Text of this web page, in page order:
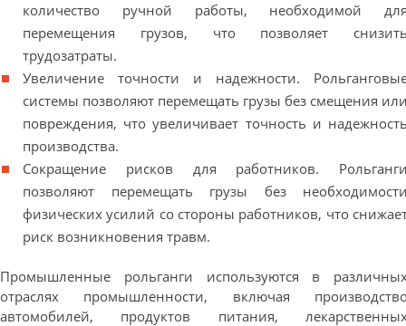
количество ручной работы, необходимой
перемещения грузов, что позволяет
трудозатраты.
Увеличение точности и надежности.
системы позволяют перемещать грузы без смещения
повреждения, что увеличивает точность и
производства.
Сокращение рисков для работников.
позволяют перемещать грузы без
физических усилий со стороны работников, что
риск возникновения травм.
Промышленные рольганги используются в
отраслях промышленности, включая
автомобилей, продуктов питания,